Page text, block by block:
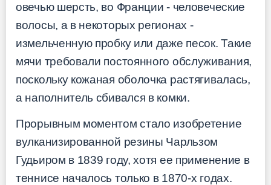
овечью шерсть, во Франции - человеческие
волосы, а в некоторых регионах -
измельченную пробку или даже песок. Такие
мячи требовали постоянного обслуживания,
поскольку кожаная оболочка растягивалась,
а наполнитель сбивался в комки.
Прорывным моментом стало изобретение
вулканизированной резины Чарльзом
Гудьиром в 1839 году, хотя ее применение в
теннисе началось только в 1870-х годах.